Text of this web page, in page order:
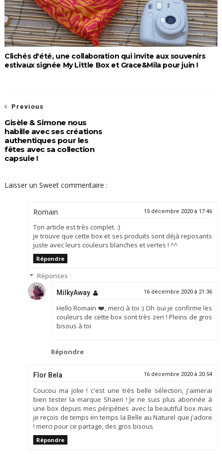
Clichés d'été, une collaboration qui invite aux souvenirs
estivaux signée My Little Box et Grace&Mila pour juin !
Previous
Gisèle & Simone nous
habille avec ses créations
authentiques pour les
fêtes avec sa collection
capsule !
Laisser un Sweet commentaire :
Romain 15 décembre 2020 à 17:46
Ton article est très complet. :)
Je trouve que cette box et ses produits sont déjà reposants
juste avec leurs couleurs blanches et vertes ! ^^
Répondre
Réponses
MilkyAway 16 décembre 2020 à 21:36
Hello Romain ❤️, merci à toi :) Oh oui je confirme les
couleurs de cette box sont très zen ! Pleins de gros
bisous à toi
Répondre
Flor Bela 16 décembre 2020 à 20:54
Coucou ma jolie ! c'est une très belle sélection, j'aimerai
bien tester la marque Shaeri ! Je ne suis plus abonnée à
une box depuis mes péripéties avec la beautiful box mais
je reçois de temps en temps la Belle au Naturel que j'adore
! merci pour ce partage, des gros bisous
Répondre